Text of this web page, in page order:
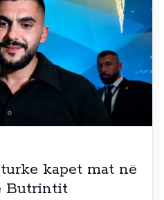
kapet mat në
Butrintit